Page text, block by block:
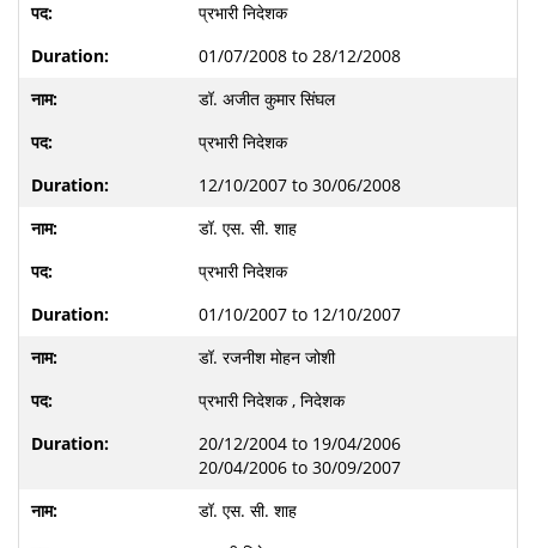
प्रभारी निदेशक
01/07/2008 to 28/12/2008
डॉ. अजीत कुमार सिंघल
प्रभारी निदेशक
12/10/2007 to 30/06/2008
डॉ. एस. सी. शाह
प्रभारी निदेशक
01/10/2007 to 12/10/2007
डॉ. रजनीश मोहन जोशी
प्रभारी निदेशक , निदेशक
20/12/2004 to 19/04/2006
20/04/2006 to 30/09/2007
डॉ. एस. सी. शाह